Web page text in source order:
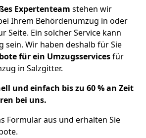
Expertenteam stehen wir
Ihrem Behördenumzug in oder
Seite. Ein solcher Service kann
sein. Wir haben deshalb für Sie
für ein Umzugsservicesfür
in Salzgitter.
und einfach bis zu 60 % an Zeit
bei uns.
Formular aus und erhalten Sie